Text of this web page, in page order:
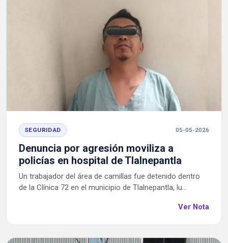
SEGURIDAD 05-05-2026
Denuncia por agresión moviliza a
policías en hospital de Tlalnepantla
Un trabajador del área de camillas fue detenido dentro
de la Clínica 72 en el municipio de Tlalnepantla, lu...
Ver Nota